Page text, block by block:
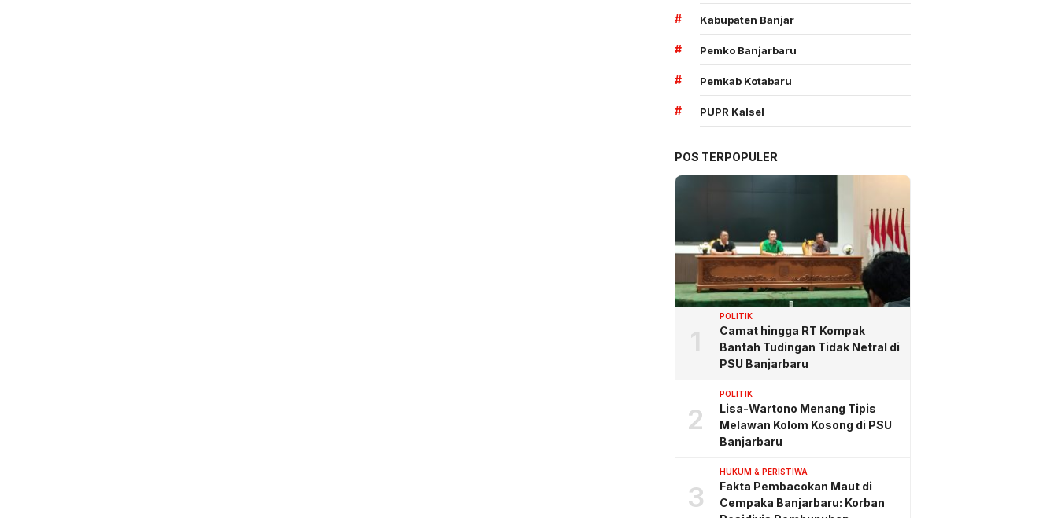
# Kabupaten Banjar
# Pemko Banjarbaru
# Pemkab Kotabaru
# PUPR Kalsel
POS TERPOPULER
1
POLITIK
Camat hingga RT Kompak
Bantah Tudingan Tidak Netral di
PSU Banjarbaru
2
POLITIK
Lisa-Wartono Menang Tipis
Melawan Kolom Kosong di PSU
Banjarbaru
3
HUKUM & PERISTIWA
Fakta Pembacokan Maut di
Cempaka Banjarbaru: Korban